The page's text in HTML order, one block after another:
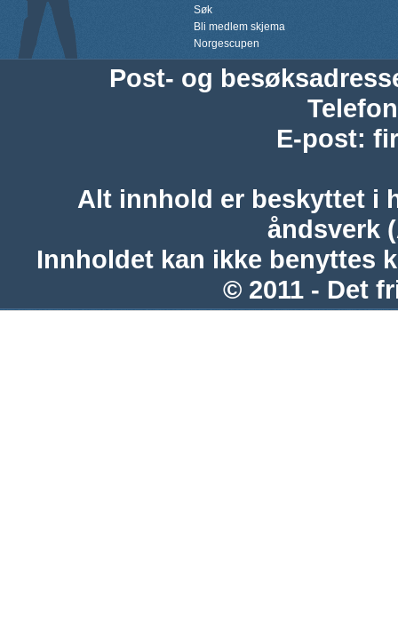
Søk
Bli medlem skjema
Norgescupen
Post- og
Telefon
E-post:
Alt innhold er beskyttet i
åndsverk
Innholdet kan ikke benyttes
© 2011 - Det